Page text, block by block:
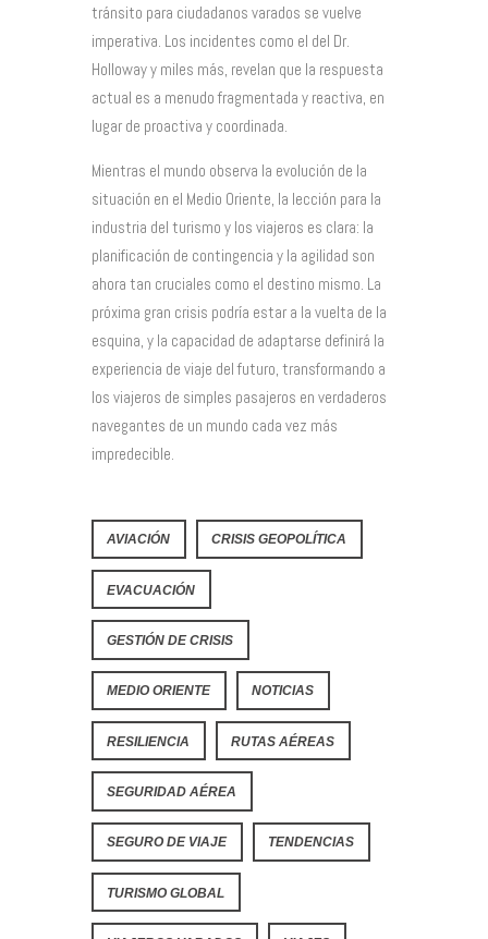
tránsito para ciudadanos varados se vuelve
imperativa. Los incidentes como el del Dr.
Holloway y miles más, revelan que la respuesta
actual es a menudo fragmentada y reactiva, en
lugar de proactiva y coordinada.
Mientras el mundo observa la evolución de la
situación en el Medio Oriente, la lección para la
industria del turismo y los viajeros es clara: la
planificación de contingencia y la agilidad son
ahora tan cruciales como el destino mismo. La
próxima gran crisis podría estar a la vuelta de la
esquina, y la capacidad de adaptarse definirá la
experiencia de viaje del futuro, transformando a
los viajeros de simples pasajeros en verdaderos
navegantes de un mundo cada vez más
impredecible.
AVIACIÓN CRISIS GEOPOLÍTICA
EVACUACIÓN
GESTIÓN DE CRISIS
MEDIO ORIENTE NOTICIAS
RESILIENCIA RUTAS AÉREAS
SEGURIDAD AÉREA
SEGURO DE VIAJE TENDENCIAS
TURISMO GLOBAL